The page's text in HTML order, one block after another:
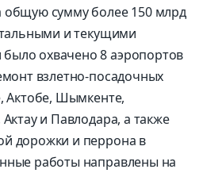
общую сумму более 150 млрд
и текущими
охвачено 8 аэропортов
взлетно-посадочных
Актобе, Шымкенте,
и Павлодара, а также
дорожки и перрона в
работы направлены на